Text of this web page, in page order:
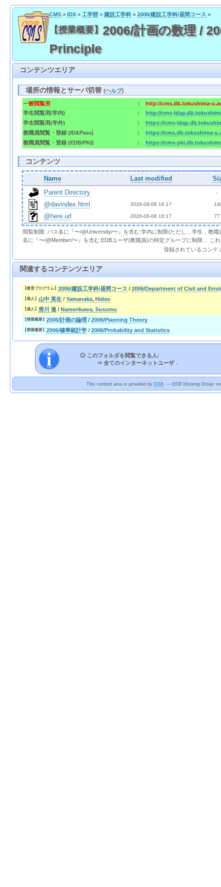
CMS> IDX> 工学部> 建設工学科> 2006/建設工学科/昼間コース >
【授業概要】 2006/計画の数理 /
Principle
コンテンツエリア
場所の情報とサーバ切替(ヘルプ)
一般閲覧用 :
http://cms.db.tokushima-
学生閲覧用(学内)
:
http://cms-
学生閲覧用(学外)
:
https://cms-
教職員閲覧・登録 (ID&Pass)
:
https://cms.db.tokushima-
教職員閲覧・登録 (EDB/PKI)
: https://cms-
コンテンツ
Name Last modified
Parent Directory
  -
@davindex.html 2026-08-08 16:17
@here.url 2026-08-08 16:17 77
閲覧制限: パス名に『〜/@University/〜』を含む:学内に制限(ただし，学生，教
名に『〜/@Member/〜』を含む:EDBユーザ(教職員)の特定グループに制限． こ
登録されているコンテ
関連するコンテンツエリア
【教育プログラム】 2006/建設工学科/昼間コース / 2006/Department of Civil and
【個人】 山中 英生 / Yamanaka, Hideo
【個人】 滑川 達 / Namerikawa, Susumu
【授業概要】 2006/計画の論理 / 2006/Planning Theory
【授業概要】 2006/確率統計学 / 2006/Probability and Statistics
◎ このフォルダを閲覧できる人:
⇒ 全てのインターネットユーザ．
This content area is provided by EDB. --- EDB Working Group